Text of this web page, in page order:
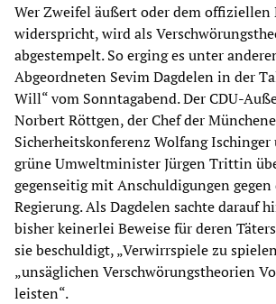
Wer Zweifel äußert oder dem offiziellen
widerspricht, wird als
abgestempelt. So erging es unter
Abgeordneten Sevim Dagdelen in der
Will“ vom Sonntagabend. Der CDU-
Norbert Röttgen, der Chef der
Sicherheitskonferenz Wolfang
grüne Umweltminister Jürgen Trittin
gegenseitig mit Anschuldigungen gegen
Regierung. Als Dagdelen sachte darauf
bisher keinerlei Beweise für deren
sie beschuldigt, „Verwirrspiele zu
„unsäglichen Verschwörungstheorien
leisten“.